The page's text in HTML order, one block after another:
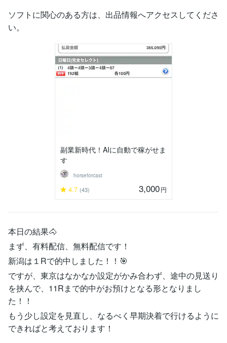
ソフトに関心のある方は、出品情報へアクセスしてくださ
い。
副業新時代！AIに自動で稼がせま
す
horseforcast
4.7 (43) 3,000円
本日の結果🐴
まず、有料配信、無料配信です！
新潟は１Rで的中しました！！🎯
ですが、東京はなかなか設定がかみ合わず、途中の見送り
を挟んで、11Rまで的中がお預けとなる形となりまし
た！！
もう少し設定を見直し、なるべく早期決着で行けるように
できればと考えております！